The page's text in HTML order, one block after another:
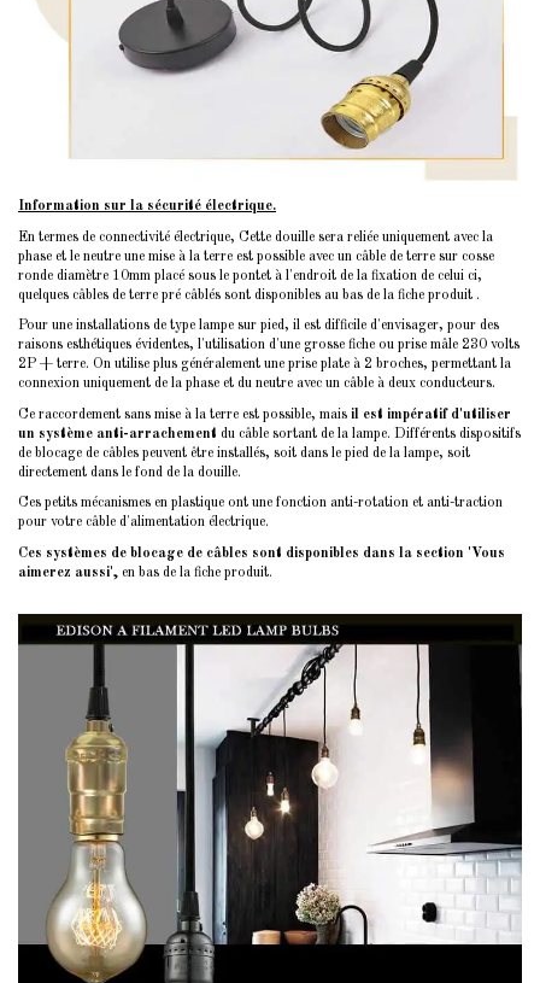
Information sur la sécurité électrique.
En termes de connectivité électrique, Cette douille sera reliée uniquement avec la
phase et le neutre une mise à la terre est possible avec un câble de terre sur cosse
ronde diamètre 10mm placé sous le pontet à l'endroit de la fixation de celui ci,
quelques câbles de terre pré câblés sont disponibles au bas de la fiche produit .
Pour une installations de type lampe sur pied, il est difficile d'envisager, pour des
raisons esthétiques évidentes, l'utilisation d'une grosse fiche ou prise mâle 230 volts
2P + terre. On utilise plus généralement une prise plate à 2 broches, permettant la
connexion uniquement de la phase et du neutre avec un câble à deux conducteurs.
Ce raccordement sans mise à la terre est possible, mais il est impératif d'utiliser
un système anti-arrachement du câble sortant de la lampe. Différents dispositifs
de blocage de câbles peuvent être installés, soit dans le pied de la lampe, soit
directement dans le fond de la douille.
Ces petits mécanismes en plastique ont une fonction anti-rotation et anti-traction
pour votre câble d'alimentation électrique.
Ces systèmes de blocage de câbles sont disponibles dans la section 'Vous
aimerez aussi', en bas de la fiche produit.